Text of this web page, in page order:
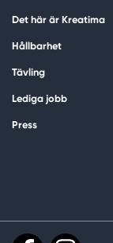
Det här är Kreatima
Hållbarhet
Tävling
Lediga jobb
Press